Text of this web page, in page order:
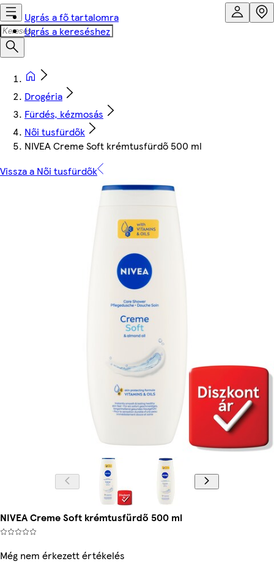
Ugrás a fő tartalomra
Ugrás a kereséshez
Drogéria
Fürdés, kézmosás
Női tusfürdők
NIVEA Creme Soft krémtusfürdő 500 ml
Vissza a Női tusfürdők
NIVEA Creme Soft krémtusfürdő 500 ml
Még nem érkezett értékelés